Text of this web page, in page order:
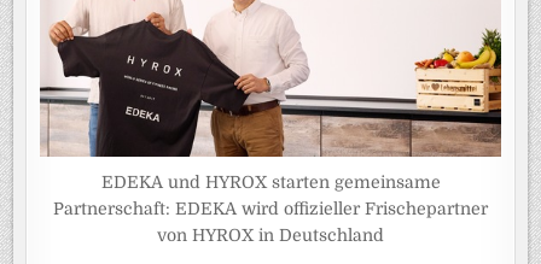
EDEKA und HYROX starten gemeinsame
Partnerschaft: EDEKA wird offizieller Frischepartner
von HYROX in Deutschland